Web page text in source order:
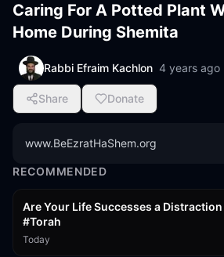
Caring For A Potted Plant
Home During Shemita
Rabbi Efraim Kachlon 4 years ago
Share Donate
www.BeEzratHaShem.org
RECOMMENDED
Are Your Life Successes a
#Torah
Today